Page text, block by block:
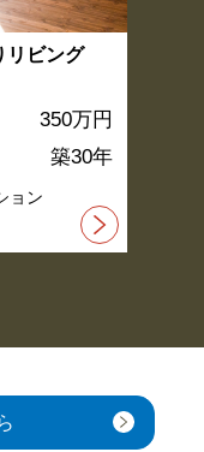
リビング
350万円
築30年
ョン